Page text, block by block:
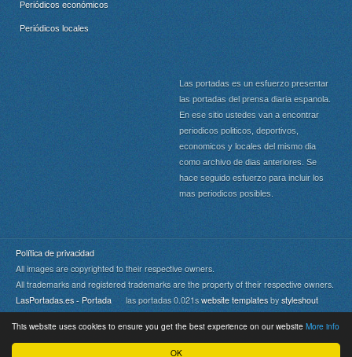
OK
This website uses cookies to ensure you get the best experience on our website More info
Periódicos económicos
Periódicos locales
Las portadas es un esfuerzo presentar
las portadas del prensa diaria espanola.
En ese sitio ustedes van a encontrar
periodicos politicos, deportivos,
economicos y locales del mismo dia
como archivo de dias anteriores. Se
hace seguido esfuerzo para incluir los
mas periodicos posibles.
Política de privacidad
All images are copyrighted to their respective owners.
All trademarks and registered trademarks are the property of their respective owners.
LasPortadas.es - Portada las portadas 0.021s website templates by styleshout